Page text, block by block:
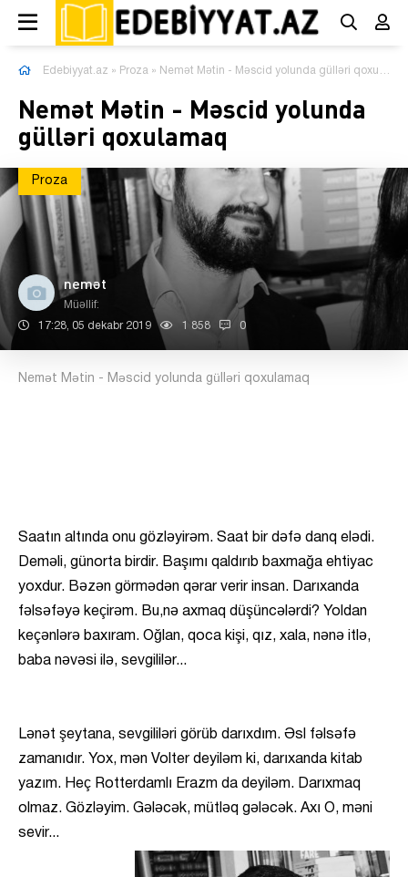
Edebiyyat.az » Proza » Nemət Mətin - Məscid yolunda gülləri qoxulamaq
Nemət Mətin - Məscid yolunda
gülləri qoxulamaq
Proza
nemət
Müəllif:
17:28, 05 dekabr 2019 1 858 0
Nemət Mətin - Məscid yolunda gülləri qoxulamaq
Saatın altında onu gözləyirəm. Saat bir dəfə danq elədi.
Deməli, günorta birdir. Başımı qaldırıb baxmağa ehtiyac
yoxdur. Bəzən görmədən qərar verir insan. Darıxanda
fəlsəfəyə keçirəm. Bu,nə axmaq düşüncələrdi? Yoldan
keçənlərə baxıram. Oğlan, qoca kişi, qız, xala, nənə itlə,
baba nəvəsi ilə, sevgililər...
Lənət şeytana, sevgililəri görüb darıxdım. Əsl fəlsəfə
zamanıdır. Yox, mən Volter deyiləm ki, darıxanda kitab
yazım. Heç Rotterdamlı Erazm da deyiləm. Darıxmaq
olmaz. Gözləyim. Gələcək, mütləq gələcək. Axı O, məni
sevir...